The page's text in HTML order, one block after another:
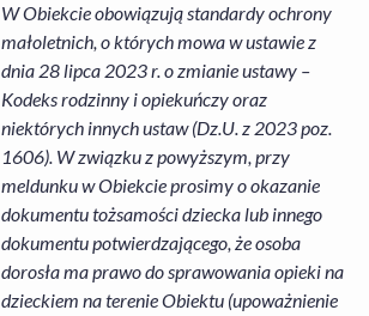
W Obiekcie obowiązują standardy ochrony
małoletnich, o których mowa w ustawie z
dnia 28 lipca 2023 r. o zmianie ustawy –
Kodeks rodzinny i opiekuńczy oraz
niektórych innych ustaw (Dz.U. z 2023 poz.
1606). W związku z powyższym, przy
meldunku w Obiekcie prosimy o okazanie
dokumentu tożsamości dziecka lub innego
dokumentu potwierdzającego, że osoba
dorosła ma prawo do sprawowania opieki na
dzieckiem na terenie Obiektu (upoważnienie